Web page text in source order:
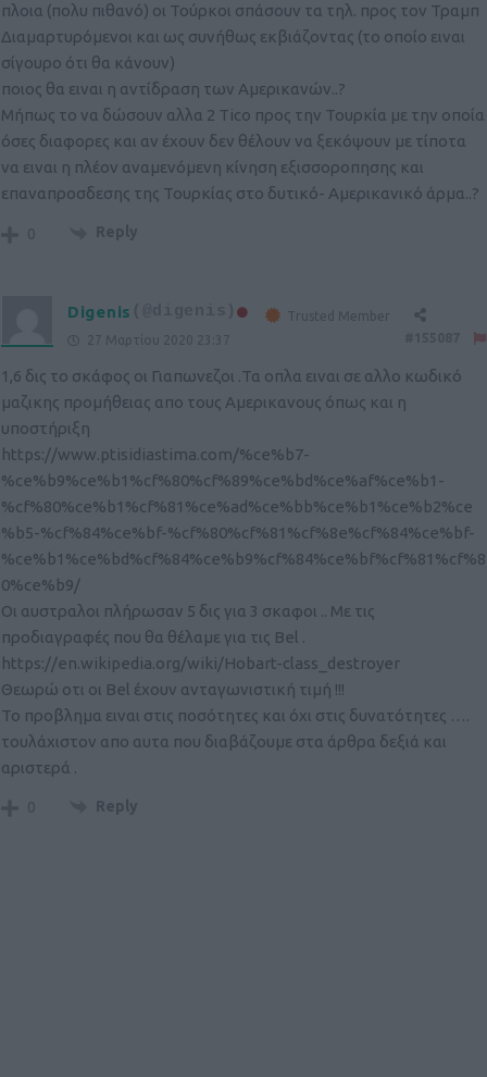
πλοια (πολυ πιθανό) οι Τούρκοι σπάσουν τα τηλ. προς τον Τραμπ
Διαμαρτυρόμενοι και ως συνήθως εκβιάζοντας (το οποίο ειναι
σίγουρο ότι θα κάνουν)
ποιος θα ειναι η αντίδραση των Αμερικανών..?
Μήπως το να δώσουν αλλα 2 Tico προς την Τουρκία με την οποία
όσες διαφορες και αν έχουν δεν θέλουν να ξεκόψουν με τίποτα
να ειναι η πλέον αναμενόμενη κίνηση εξισσοροπησης και
επαναπροσδεσης της Τουρκίας στο δυτικό- Αμερικανικό άρμα..?
0 Reply
Digenis
Trusted Member
27 Μαρτίου 2020 23:37
1,6 δις το σκάφος οι Γιαπωνεζοι .Τα οπλα ειναι σε αλλο κωδικό
μαζικης προμήθειας απο τους Αμερικανους όπως και η
υποστήριξη
https://www.ptisidiastima.com/%ce%b7-
%ce%b9%ce%b1%cf%80%cf%89%ce%bd%ce%af%ce%b1-
%cf%80%ce%b1%cf%81%ce%ad%ce%bb%ce%b1%ce%b2%ce
%b5-%cf%84%ce%bf-%cf%80%cf%81%cf%8e%cf%84%ce%bf-
%ce%b1%ce%bd%cf%84%ce%b9%cf%84%ce%bf%cf%81%cf%8
0%ce%b9/
Οι αυστραλοι πλήρωσαν 5 δις για 3 σκαφοι .. Με τις
προδιαγραφές που θα θέλαμε για τις Bel .
https://en.wikipedia.org/wiki/Hobart-class_destroyer
Θεωρώ οτι οι Bel έχουν ανταγωνιστική τιμή !!!
Το προβλημα ειναι στις ποσότητες και όχι στις δυνατότητες ….
τουλάχιστον απο αυτα που διαβάζουμε στα άρθρα δεξιά και
αριστερά .
0 Reply